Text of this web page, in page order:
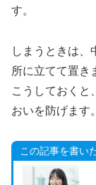
す。
しまうときは
所に立てて置き
こうしておくと
おいを防げます。
この記事を書い